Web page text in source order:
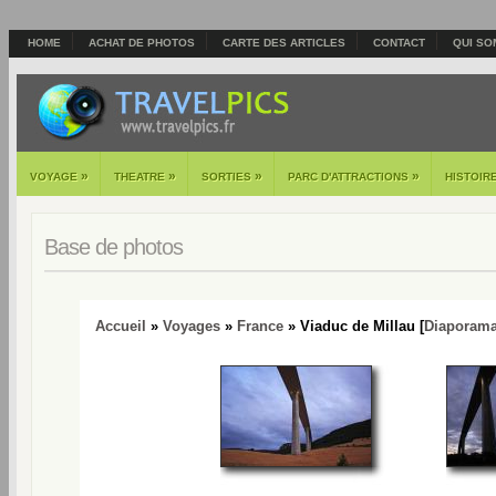
HOME ACHAT DE PHOTOS CARTE DES ARTICLES CONTACT QUI
VOYAGE » THEATRE » SORTIES » PARC D'ATTRACTIONS »
Base de photos
Accueil » Voyages » France » Viaduc de Millau [